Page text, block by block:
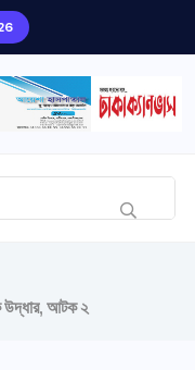
উদ্ধার, আটক ২